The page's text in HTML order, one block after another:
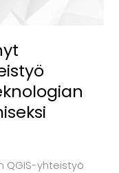
QGIS-yhteistyö